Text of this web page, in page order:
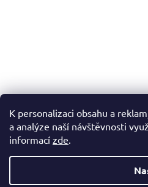
K personalizaci obsahu a
a analýze naší návštěvnosti
informací zde.